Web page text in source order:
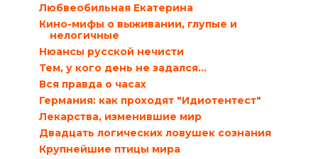
Любвеобильная Екатерина
Кино-мифы о выживании, глупые и
нелогичные
Нюансы русской нечисти
Тем, у кого день не задался…
Вся правда о часах
Германия: как проходят "Идиотентест"
Лекарства, изменившие мир
Двадцать логических ловушек сознания
Крупнейшие птицы мира